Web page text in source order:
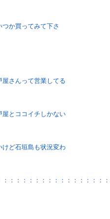
か買ってみて下さ
さんって営業してる
とココイチしかない
ど石垣島も状況変わ
：：：：：：：：：：：：：：：：